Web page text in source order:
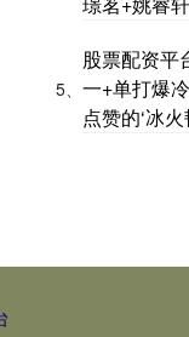
5、
股票配资平
一+单打爆
点赞的‘冰